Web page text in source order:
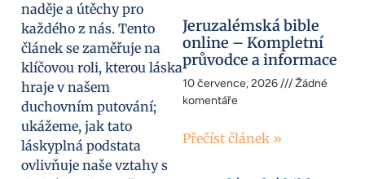
naděje a útěchy pro
každého z nás. Tento
článek se zaměřuje na
klíčovou roli, kterou láska
hraje v našem
duchovním putování;
ukážeme, jak tato
láskyplná podstata
ovlivňuje naše vztahy s
Jeruzalémská bible
online – Kompletní
průvodce a informace
10 července, 2026
Žádné
komentáře
Přečíst článek »